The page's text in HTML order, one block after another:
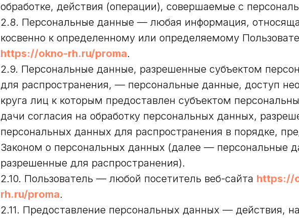
обработке, действия (операции), совершаемые с
2.8. Персональные данные — любая информация,
косвенно к определенному или определяемому
https://okno-rh.ru/proma.
2.9. Персональные данные, разрешенные субъектом
для распространения, — персональные данные, доступ
круга лиц к которым предоставлен субъектом
дачи согласия на обработку персональных данных,
персональных данных для распространения в порядке,
Законом о персональных данных (далее — персональные
разрешенные для распространения).
2.10. Пользователь — любой посетитель веб-сайта https://
rh.ru/proma.
2.11. Предоставление персональных данных — действия,